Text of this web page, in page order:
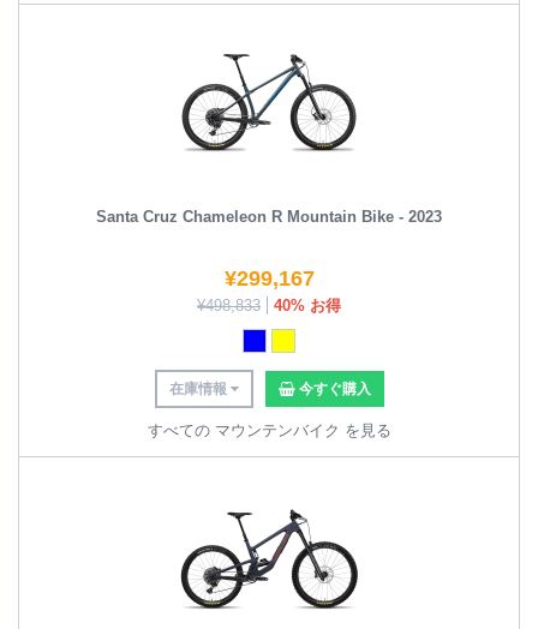
Santa Cruz Chameleon R Mountain Bike - 2023
¥299,167
¥498,833 40% お得
在庫情報 今すぐ購入
すべての マウンテンバイク を見る